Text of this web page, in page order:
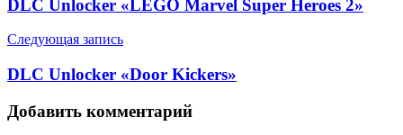
DLC Unlocker «LEGO Marvel Super Heroes 2»
Следующая запись
DLC Unlocker «Door Kickers»
Добавить комментарий